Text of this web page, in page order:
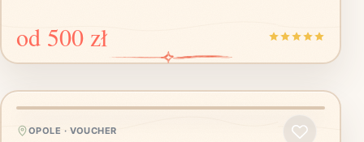
od 500 zł
OPOLE · VOUCHER